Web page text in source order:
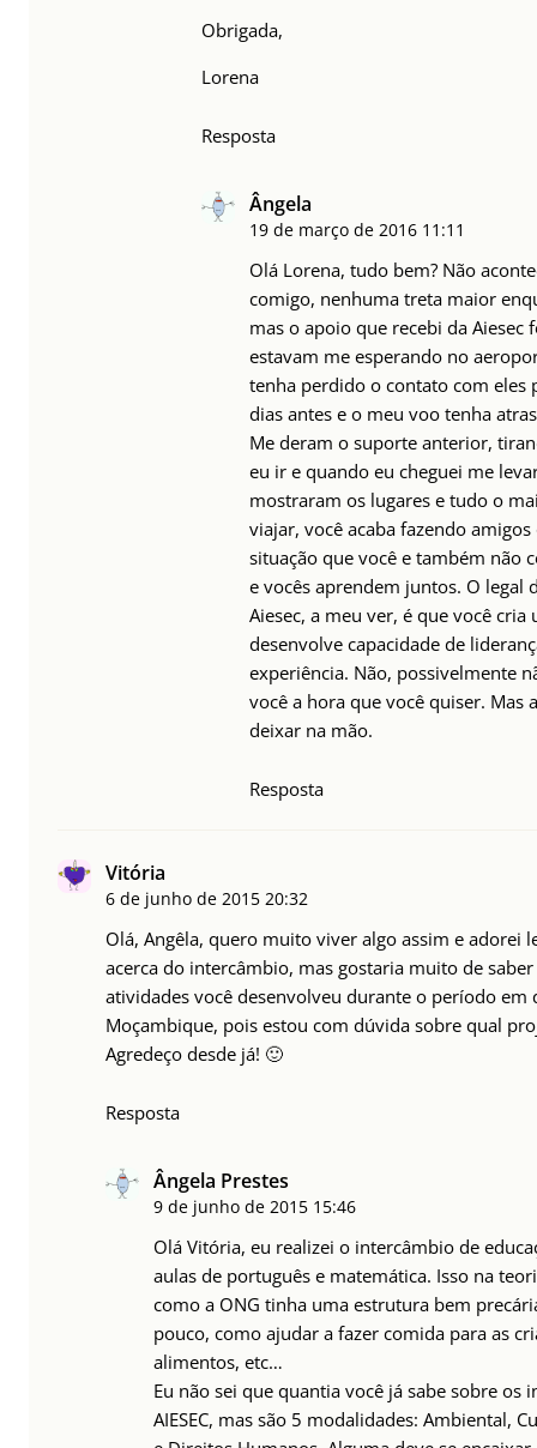
Obrigada,
Lorena
Resposta
Ângela
19 de março de 2016 11:11
Olá Lorena, tudo bem? Não
comigo, nenhuma treta maior
mas o apoio que recebi da Aiesec
estavam me esperando no
tenha perdido o contato com eles
dias antes e o meu voo tenha
Me deram o suporte anterior,
eu ir e quando eu cheguei me
mostraram os lugares e tudo o
viajar, você acaba fazendo
situação que você e também não
e vocês aprendem juntos. O legal
Aiesec, a meu ver, é que você
desenvolve capacidade de
experiência. Não, possivelmente
você a hora que você quiser. Mas
deixar na mão.
Resposta
Vitória
6 de junho de 2015 20:32
Olá, Angêla, quero muito viver algo assim e adorei
acerca do intercâmbio, mas gostaria muito de
atividades você desenvolveu durante o período em
Moçambique, pois estou com dúvida sobre qual
Agredeço desde já! 🙂
Resposta
Ângela Prestes
9 de junho de 2015 15:46
Olá Vitória, eu realizei o intercâmbio de
aulas de português e matemática. Isso na
como a ONG tinha uma estrutura bem
pouco, como ajudar a fazer comida para as
alimentos, etc…
Eu não sei que quantia você já sabe sobre os
AIESEC, mas são 5 modalidades: Ambiental,